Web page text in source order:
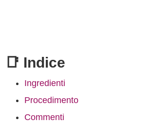
📑 Indice
Ingredienti
Procedimento
Commenti